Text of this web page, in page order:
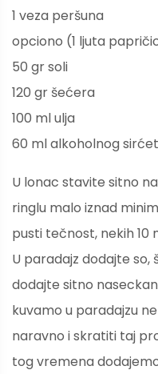
1 veza peršuna
opciono (1 ljuta
50 gr soli
120 gr šećera
100 ml ulja
60 ml alkoholnog
U lonac stavite sitno
ringlu malo iznad
pusti tečnost, nekih 10
U paradajz dodajte so,
dodajte sitno
kuvamo u paradajzu
naravno i skratiti taj
tog vremena